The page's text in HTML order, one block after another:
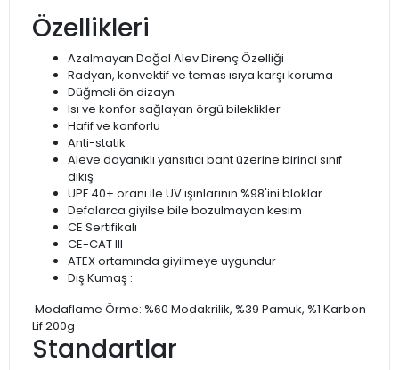
Özellikleri
Azalmayan Doğal Alev Direnç Özelliği
Radyan, konvektif ve temas ısıya karşı koruma
Düğmeli ön dizayn
Isı ve konfor sağlayan örgü bileklikler
Hafif ve konforlu
Anti-statik
Aleve dayanıklı yansıtıcı bant üzerine birinci sınıf
dikiş
UPF 40+ oranı ile UV ışınlarının %98'ini bloklar
Defalarca giyilse bile bozulmayan kesim
CE Sertifikalı
CE-CAT III
ATEX ortamında giyilmeye uygundur
Dış Kumaş :
Modaflame Örme: %60 Modakrilik, %39 Pamuk, %1 Karbon
Lif 200g
Standartlar